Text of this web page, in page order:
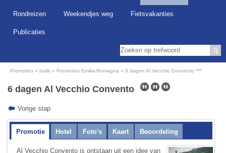
Rondreizen Weekendjes weg Fietsvakanties
Publicaties
Promoties Italië Promoties Emilia-Romagna 6 dagen Al Vecchio Convento ***
6 dagen Al Vecchio Convento
Vorige stap
Promotie Hotel Foto's Kaart Beoordeling
Al Vecchio Convento is ontstaan uit een idee van